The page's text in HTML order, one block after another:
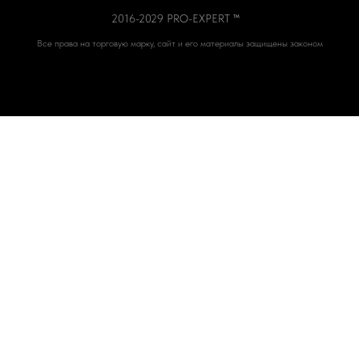
Все права на торговую марку, сайт и его материалы защищены законом
2016-2029 PRO-EXPERT ™